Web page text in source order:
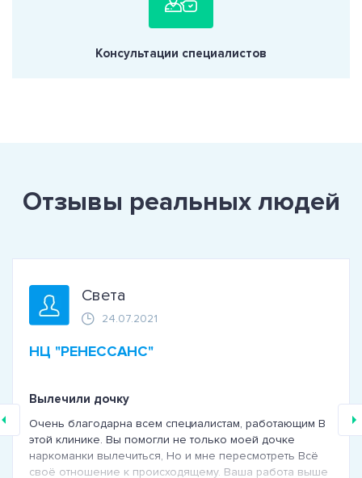
Консультации специалистов
Отзывы реальных людей
Света
24.07.2021
НЦ "РЕНЕССАНС"
Вылечили дочку
Очень благодарна всем специалистам, работающим В
этой клинике. Вы помогли не только моей дочке
наркоманки вылечиться, Но и мне пересмотреть Всё
своё отношение к происходящему. Ваша работа выше